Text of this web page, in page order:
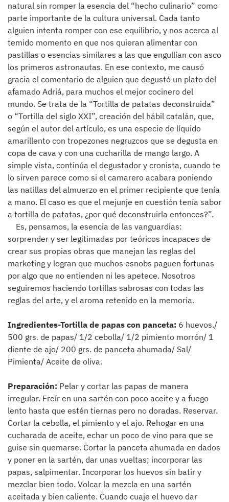
natural sin romper la esencia del “hecho culinario” como
parte importante de la cultura universal. Cada tanto
alguien intenta romper con ese equilibrio, y nos acerca al
temido momento en que nos quieran alimentar con
pastillas o esencias similares a las que engullían con asco
los primeros astronautas. En ese contexto, me causó
gracia el comentario de alguien que degustó un plato del
afamado Adriá, para muchos el mejor cocinero del
mundo. Se trata de la “Tortilla de patatas deconstruida”
o “Tortilla del siglo XXI”, creación del hábil catalán, que,
según el autor del artículo, es una especie de líquido
amarillento con tropezones negruzcos que se degusta en
copa de cava y con una cucharilla de mango largo. A
simple vista, continúa el degustador y cronista, cuando te
lo sirven parece como si el camarero acabara poniendo
las natillas del almuerzo en el primer recipiente que tenía
a mano. El caso es que el mejunje en cuestión tenía sabor
a tortilla de patatas, ¿por qué deconstruirla entonces?”.
Es, pensamos, la esencia de las vanguardias:
sorprender y ser legitimadas por teóricos incapaces de
crear sus propias obras que manejan las reglas del
marketing y logran que muchos esnobs paguen fortunas
por algo que no entienden ni les apetece. Nosotros
seguiremos haciendo tortillas sabrosas con todas las
reglas del arte, y el aroma retenido en la memoria.
Ingredientes-Tortilla de papas con panceta: 6 huevos./
500 grs. de papas/ 1/2 cebolla/ 1/2 pimiento morrón/ 1
diente de ajo/ 200 grs. de panceta ahumada/ Sal/
Pimienta/ Aceite de oliva.
Preparación: Pelar y cortar las papas de manera
irregular. Freír en una sartén con poco aceite y a fuego
lento hasta que estén tiernas pero no doradas. Reservar.
Cortar la cebolla, el pimiento y el ajo. Rehogar en una
cucharada de aceite, echar un poco de vino para que se
guise sin quemarse. Cortar la panceta ahumada en dados
y poner en la sartén, dar unas vueltas; incorporar las
papas, salpimentar. Incorporar los huevos sin batir y
mezclar bien todo. Volcar la mezcla en una sartén
aceitada y bien caliente. Cuando cuaje el huevo dar